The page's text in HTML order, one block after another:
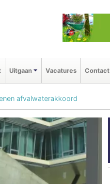
Uitgaan Vacatures Contact
afvalwaterakkoord